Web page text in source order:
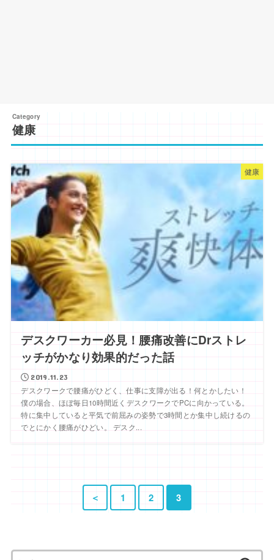
健康
健康
デスクワーカー必見！腰痛改善にDrストレ
ッチがかなり効果的だった話
2019.11.23
デスクワークで腰痛がひどく、仕事に支障が出る！何とかしたい！
僕の場合、ほぼ毎日10時間近くデスクワークでPCに向かっている。
特に集中していると平気で前屈みの姿勢で3時間とか集中し続けるの
でとにかく腰痛がひどい。 デスク...
＜ 1 2 3